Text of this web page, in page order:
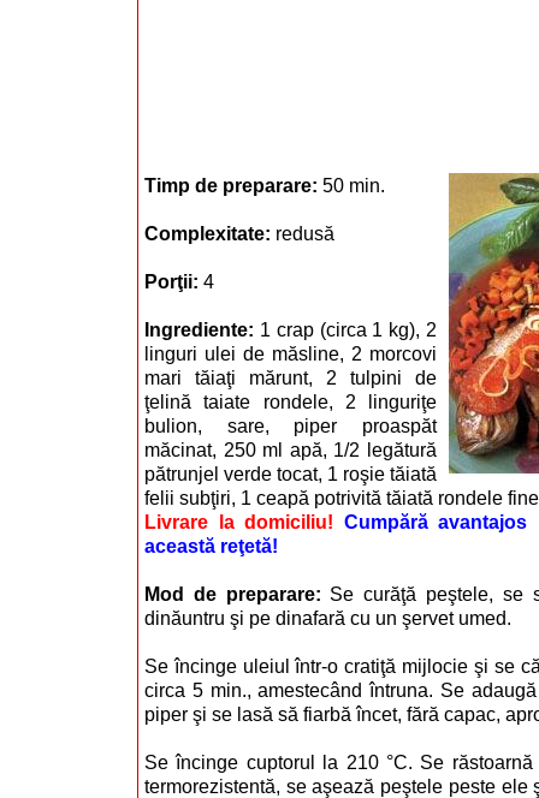
Timp de preparare: 50 min.
Complexitate: redusă
Porţii: 4
Ingrediente: 1 crap (circa 1 kg), 2
linguri ulei de măsline, 2 morcovi
mari tăiaţi mărunt, 2 tulpini de
ţelină taiate rondele, 2 linguriţe
bulion, sare, piper proaspăt
măcinat, 250 ml apă, 1/2 legătură
pătrunjel verde tocat, 1 roşie tăiată
felii subţiri, 1 ceapă potrivită tăiată rondele
Livrare la domiciliu! Cumpără avantajos
această reţetă!
Mod de preparare: Se curăţă peştele, se
dinăuntru şi pe dinafară cu un şervet umed.
Se încinge uleiul într-o cratiţă mijlocie şi se
circa 5 min., amestecând întruna. Se
piper şi se lasă să fiarbă încet, fără capac,
Se încinge cuptorul la 210 °C. Se
termorezistentă, se aşează peştele peste ele